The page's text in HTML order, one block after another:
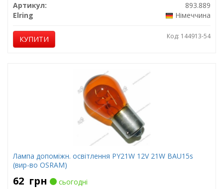
Артикул:
893.889
Elring
Німеччина
КУПИТИ Код: 144913-54
Лампа допоміжн. освітлення РY21W 12V 21W ВАU15s
(вир-во OSRAM)
62 грн
сьогодні